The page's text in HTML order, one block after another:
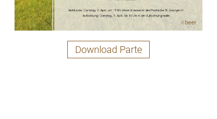
Download Parte